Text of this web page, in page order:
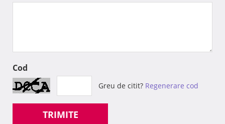
Cod
Greu de citit? Regenerare cod
TRIMITE